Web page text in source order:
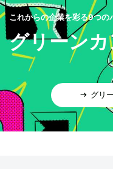
これからの企業を彩る9つの
グリーン
グリ